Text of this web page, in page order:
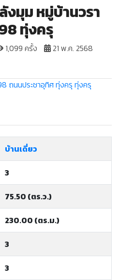
งมุม หมู่บ้านวรา
ทุ่งครุ
1,099 ครั้ง
21 พ.ค. 2568
ถนนประชาอุทิศทุ่งครุ ทุ่งครุ
บ้านเดี่ยว
3
75.50 (ตร.ว.)
230.00 (ตร.ม.)
3
3